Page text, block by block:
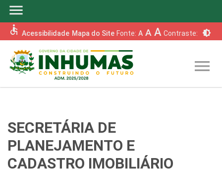
menu
accessible Acessibilidade Mapa do Site Fonte: A A A Contraste: brightness_6
menu
SECRETÁRIA DE
PLANEJAMENTO E
CADASTRO IMOBILIÁRIO